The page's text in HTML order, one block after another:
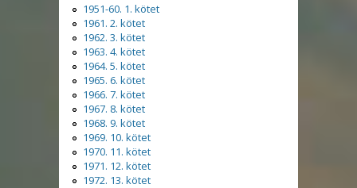
1951-60. 1. kötet
1961. 2. kötet
1962. 3. kötet
1963. 4. kötet
1964. 5. kötet
1965. 6. kötet
1966. 7. kötet
1967. 8. kötet
1968. 9. kötet
1969. 10. kötet
1970. 11. kötet
1971. 12. kötet
1972. 13. kötet